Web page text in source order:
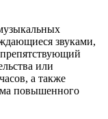
звуками,
или
а также
повышенного